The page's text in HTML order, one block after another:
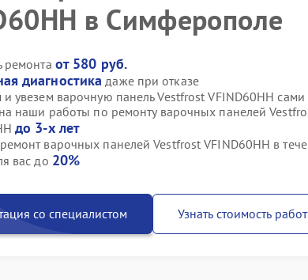
в Симферополе
ремонта от 580 руб.
диагностика даже при отказе
увезем варочную панель Vestfrost VFIND60HH сами
наши работы по ремонту варочных панелей
до 3-х лет
варочных панелей Vestfrost VFIND60HH в
вас до 20%
со специалистом Узнать стоимость работ